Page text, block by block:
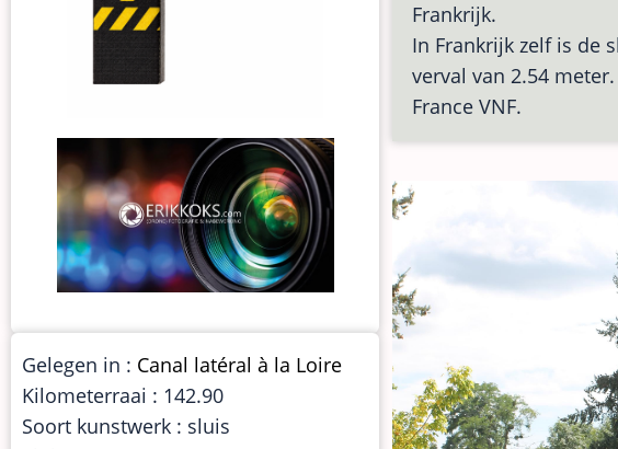
Frankrijk.
In Frankrijk zelf is de
verval van 2.54
France VNF.
Gelegen in : Canal latéral à la Loire
Kilometerraai : 142.90
Soort kunstwerk : sluis